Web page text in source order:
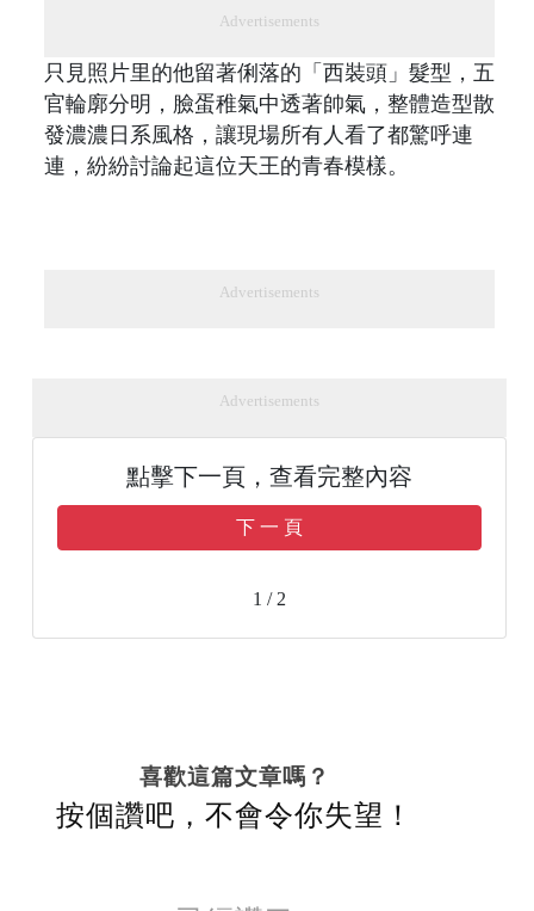
Advertisements
只見照片里的他留著俐落的「西裝頭」髮型，五
官輪廓分明，臉蛋稚氣中透著帥氣，整體造型散
發濃濃日系風格，讓現場所有人看了都驚呼連
連，紛紛討論起這位天王的青春模樣。
Advertisements
Advertisements
點擊下一頁，查看完整內容
下 一 頁
1 / 2
喜歡這篇文章嗎？
按個讚吧，不會令你失望！